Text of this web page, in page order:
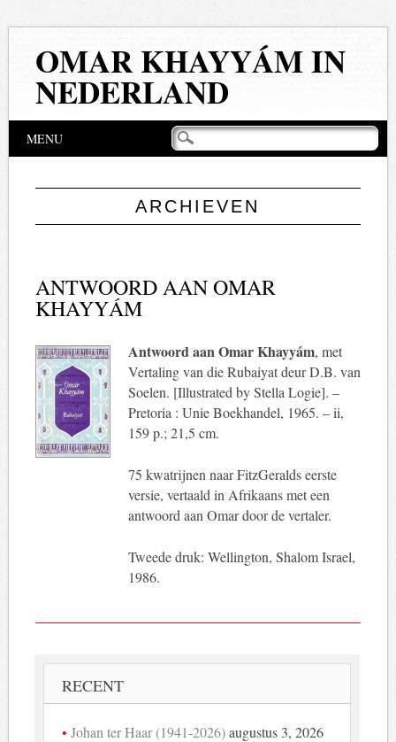
OMAR KHAYYÁM IN
NEDERLAND
Hoofdmenu
springen
MENU
ARCHIEVEN
ANTWOORD AAN OMAR
KHAYYÁM
Antwoord aan Omar Khayyám, met
Vertaling van die Rubaiyat deur D.B. van
Soelen. [Illustrated by Stella Logie]. –
Pretoria : Unie Boekhandel, 1965. – ii,
159 p.; 21,5 cm.
75 kwatrijnen naar FitzGeralds eerste
versie, vertaald in Afrikaans met een
antwoord aan Omar door de vertaler.
Tweede druk: Wellington, Shalom Israel,
1986.
RECENT
Johan ter Haar (1941-2026) augustus 3, 2026